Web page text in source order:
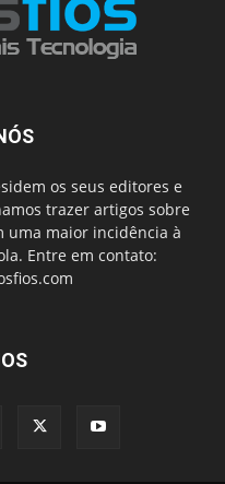
os seus editores e
trazer artigos sobre
uma maior incidência à
Entre em contato: